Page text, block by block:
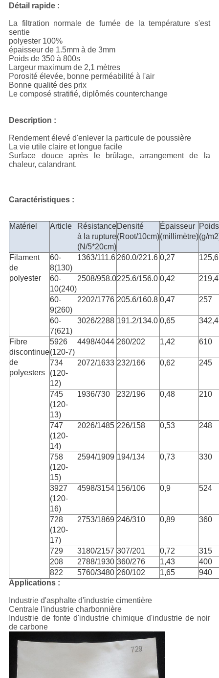
Détail rapide :
La filtration normale de fumée de la température s'est
sentie
polyester 100%
épaisseur de 1.5mm à de 3mm
Poids de 350 à 800s
Largeur maximum de 2,1 mètres
Porosité élevée, bonne perméabilité à l'air
Bonne qualité des prix
Le composé stratifié, diplômés counterchange
Description :
Rendement élevé d'enlever la particule de poussière
La vie utile claire et longue facile
Surface douce après le brûlage, arrangement de la
chaleur, calandrant.
Caractéristiques :
Matériel Article
Résistance
à la rupture
(N/5*20cm)
Densité
(Root/10cm)
Épaisseur
(millimètre)
Poids
(g/
Filament
de
polyester
60-
8(130)
1363/111.6260.0/221.6 0,27 125,6
60-
10(240)
2508/958.0225.6/156.0 0,42
60-
9(260)
2202/1776 205.6/160.8 0,47 257
60-
7(621)
3026/2288 191.2/134.0 0,65 342,4
Fibre
discontinue
de
polyesters
5926
(120-7)
4498/4044 260/202 1,42 610
734
(120-
12)
2072/1633 232/166 0,62 245
745
(120-
13)
1936/730 232/196 0,48 210
747
(120-
14)
2026/1485 226/158 0,53 248
758
(120-
15)
2594/1909 194/134 0,73 330
3927
(120-
16)
4598/3154 156/106 0,9 524
728
(120-
17)
2753/1869 246/310 0,89 360
729 3180/2157 307/201 0,72
315
208
2788/1930 360/276 1,43
400
822
5760/3480 260/102 1,65
940
Applications :
Industrie d'asphalte d'industrie cimentière
Centrale l'industrie charbonnière
Industrie de fonte d'industrie chimique d'industrie de noir
de carbone